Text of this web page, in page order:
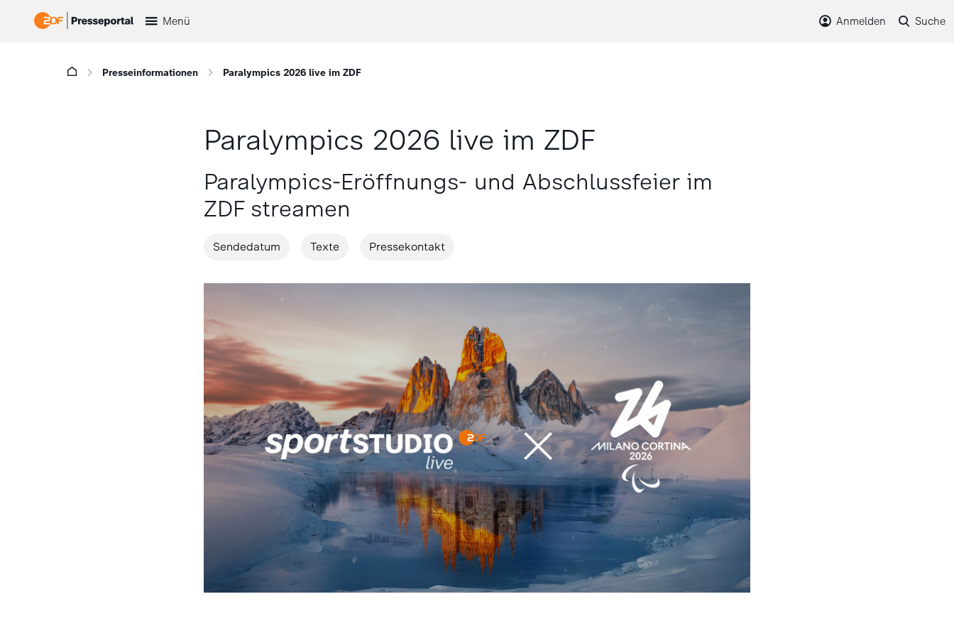
Menü Anmelden Suche
Presseinformationen Paralympics 2026 live im ZDF
Paralympics 2026 live im ZDF
Paralympics-Eröffnungs- und Abschlussfeier im
ZDF streamen
Sendedatum Texte Pressekontakt